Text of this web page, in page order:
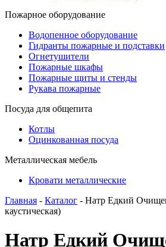
Пожарное оборудование
Водопенное оборудование
Гидранты пожарные и подставки
Огнетушители
Пожарные шкафы
Пожарные щиты и стенды
Рукава пожарные
Посуда для общепита
Котлы
Оцинкованная посуда
Металлическая мебель
Кровати металлические
Главная - Каталог - Натр Едкий
каустическая)
Натр Едкий